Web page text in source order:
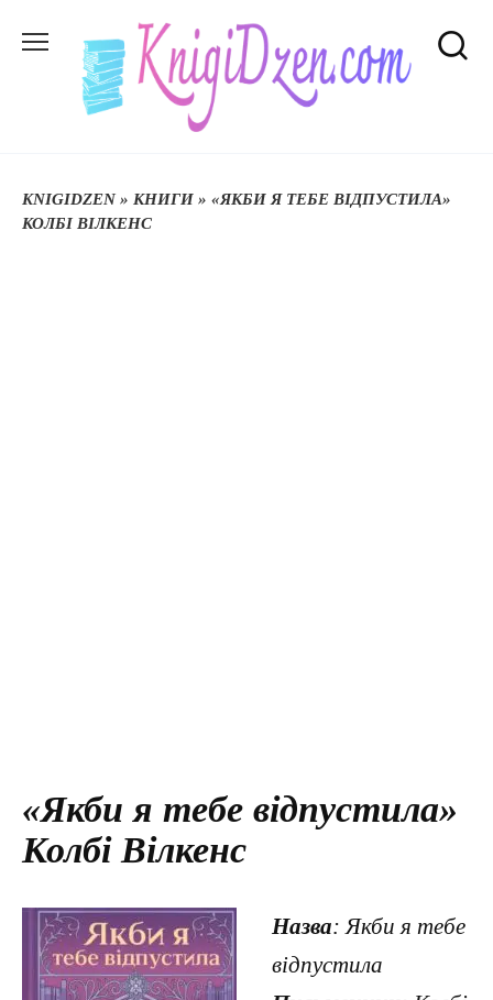
до
KNIGIDZEN» КНИГИ » «ЯКБИ Я ТЕБЕ ВІДПУСТИЛА»
КОЛБІ ВІЛКЕНС
«Якби я тебе відпустила»
Колбі Вілкенс
Назва: Якби я тебе
відпустила